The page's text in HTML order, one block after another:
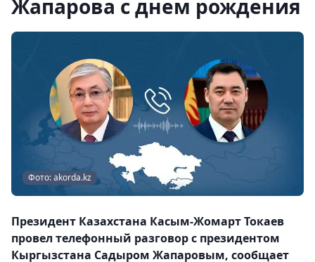
Жапарова с днем рождения
Фото: akorda.kz
Президент Казахстана Касым-Жомарт Токаев
провел телефонный разговор с президентом
Кыргызстана Садыром Жапаровым, сообщает